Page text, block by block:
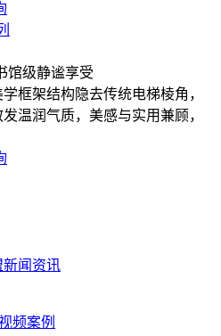
馆级静谧享受
框架结构隐去传统电梯棱角，
温润气质，美感与实用兼顾，
新闻资讯
频案例